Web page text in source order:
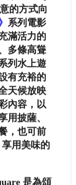
的方式向
系列電影
滿活力的
多條高聳
列水上遊
有充裕的
天候放映
內容，以
用披薩、
，也可前
用美味的
是為頌